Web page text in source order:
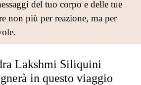
del tuo corpo e delle tue
non più per reazione, ma per
Lakshmi Siliquini
in questo viaggio